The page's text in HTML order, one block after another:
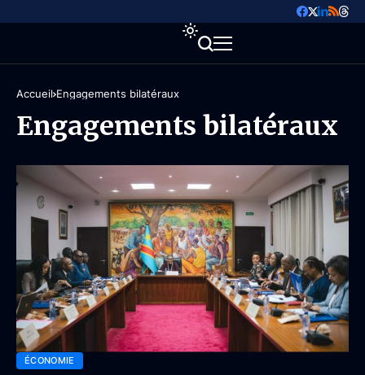
Accueil Engagements bilatéraux
Engagements bilatéraux
ÉCONOMIE